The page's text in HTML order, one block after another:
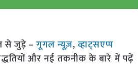
से जुड़े –गूगल न्यूज़,व्हाट्सएप्प
और नई तकनीक के बारे में पढ़ें